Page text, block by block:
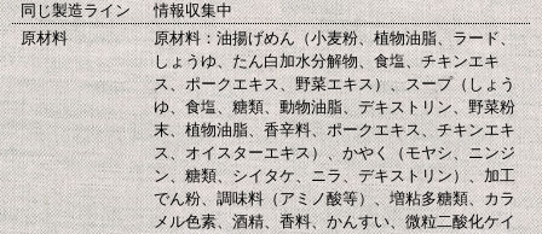
同じ製造ライン
情報収集中
原材料
原材料：油揚げめん（小麦粉、植物油脂、ラード、
しょうゆ、たん白加水分解物、食塩、チキンエキ
ス、ポークエキス、野菜エキス）、スープ（しょう
ゆ、食塩、糖類、動物油脂、デキストリン、野菜粉
末、植物油脂、香辛料、ポークエキス、チキンエキ
ス、オイスターエキス）、かやく（モヤシ、ニンジ
ン、糖類、シイタケ、ニラ、デキストリン）、加工
でん粉、調味料（アミノ酸等）、増粘多糖類、カラ
メル色素、酒精、香料、かんすい、微粒二酸化ケイ